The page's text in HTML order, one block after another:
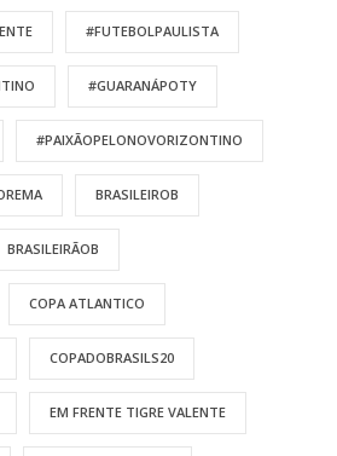
#FUTEBOLPAULISTA
#GUARANÁPOTY
#PAIXÃOPELONOVORIZONTINO
BRASILEIROB
BRASILEIRÃOB
COPA ATLANTICO
COPADOBRASILS20
EM FRENTE TIGRE VALENTE